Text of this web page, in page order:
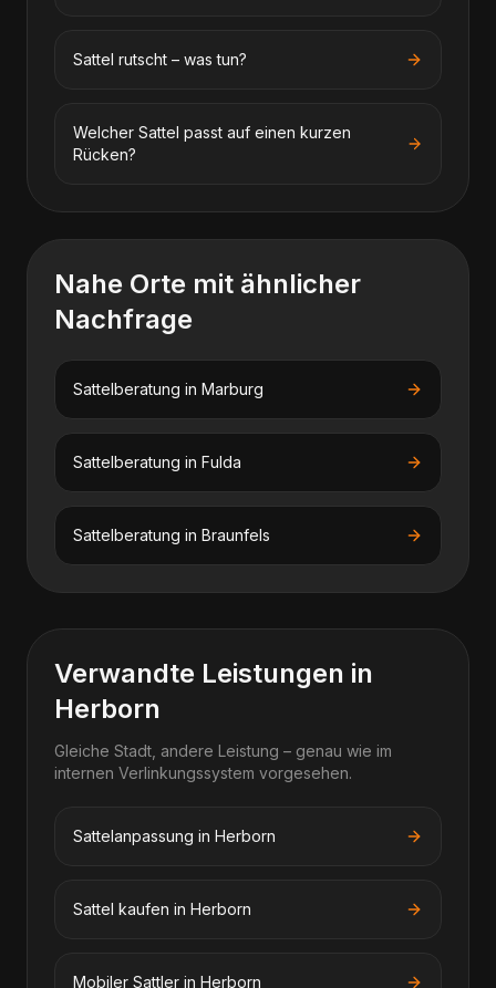
Sattel rutscht – was tun?
Welcher Sattel passt auf einen kurzen
Rücken?
Nahe Orte mit ähnlicher
Nachfrage
Sattelberatung in Marburg
Sattelberatung in Fulda
Sattelberatung in Braunfels
Verwandte Leistungen in
Herborn
Gleiche Stadt, andere Leistung – genau wie im
internen Verlinkungssystem vorgesehen.
Sattelanpassung in Herborn
Sattel kaufen in Herborn
Mobiler Sattler in Herborn